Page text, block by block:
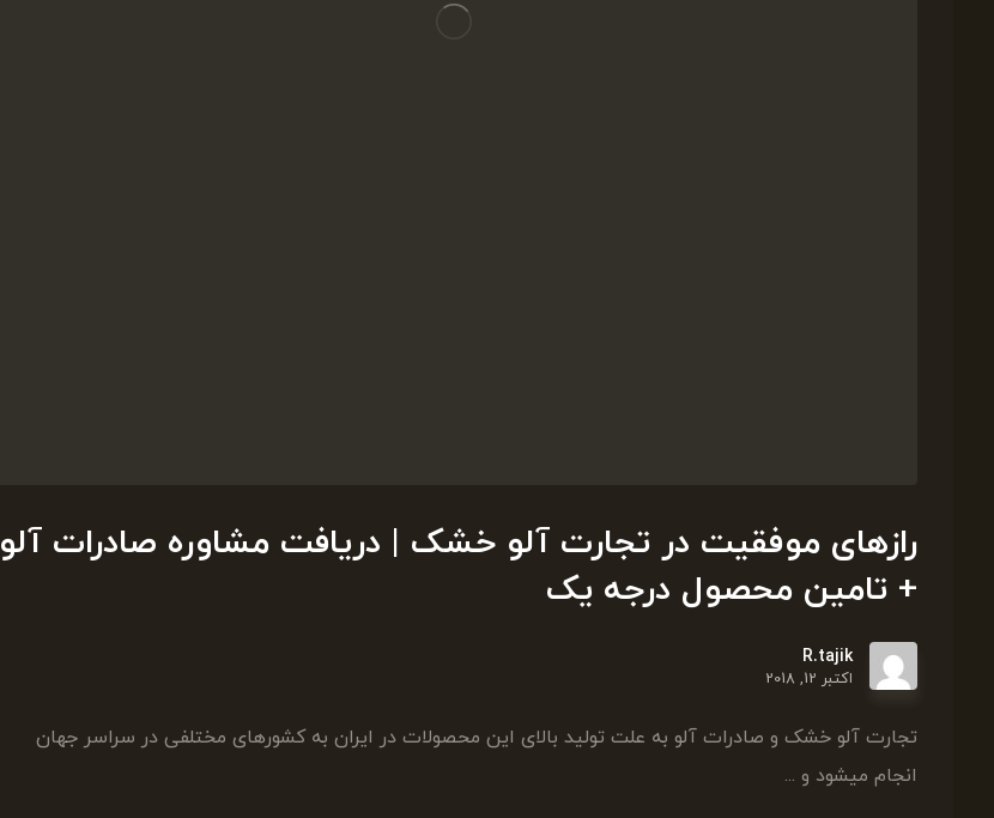
رازهای موفقیت در تجارت آلو خشک | دریافت مشاوره صادرات آلو
+ تامین محصول درجه یک
R.tajik
اکتبر 12, 2018
تجارت آلو خشک و صادرات آلو به علت تولید بالای این محصولات در ایران به کشورهای مختلفی در سراسر جهان
انجام میشود و ...